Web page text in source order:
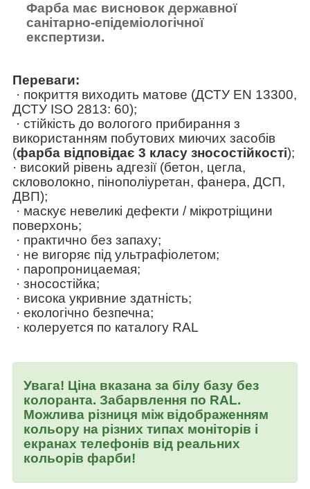
Фарба має висновок державної
санітарно-епідеміологічної
експертизи.
Переваги:
· покриття виходить матове (ДСТУ EN 13300,
ДСТУ ISO 2813: 60);
· стійкість до вологого прибирання з
використанням побутових миючих засобів
(фарба відповідає 3 класу зносостійкості);
· високий рівень адгезії (бетон, цегла,
скловолокно, пінополіуретан, фанера, ДСП,
ДВП);
· маскує невеликі дефекти / мікротріщини
поверхонь;
· практично без запаху;
· не вигоряє під ультрафіолетом;
· паропроницаемая;
· зносостійка;
· висока укривние здатність;
· екологічно безпечна;
· колеруется по каталогу RAL
Увага! Ціна вказана за білу базу без
колоранта. Забарвлення по RAL.
Можлива різниця між відображенням
кольору на різних типах моніторів і
екранах телефонів від реальних
кольорів фарби!